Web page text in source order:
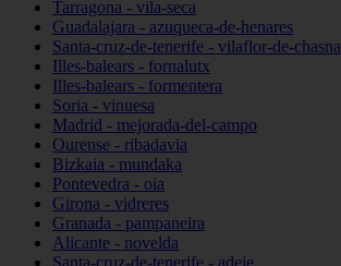
Tarragona - vila-seca
Guadalajara - azuqueca-de-henares
Santa-cruz-de-tenerife - vilaflor-de-chasna
Illes-balears - fornalutx
Illes-balears - formentera
Soria - vinuesa
Madrid - mejorada-del-campo
Ourense - ribadavia
Bizkaia - mundaka
Pontevedra - oia
Girona - vidreres
Granada - pampaneira
Alicante - novelda
Santa-cruz-de-tenerife - adeje